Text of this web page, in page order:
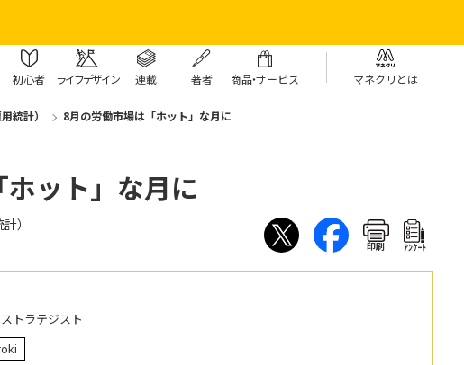
初心者 ライフデザイン 連載 著者 商品・サービス マネクリとは
統計） 8月の労働市場は「ホット」な月に
ット」な月に
）
印刷 ｱﾝｹｰﾄ
トラテジスト